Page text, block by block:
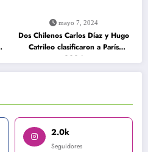
mayo 7, 2024
Dos Chilenos Carlos Díaz y Hugo
Catrileo clasificaron a París
2024
2.0k
Seguidores